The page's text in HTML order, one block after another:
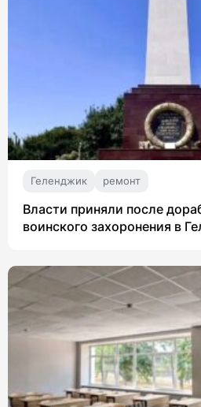
Геленджик ремонт
Власти приняли после
воинского захоронения в